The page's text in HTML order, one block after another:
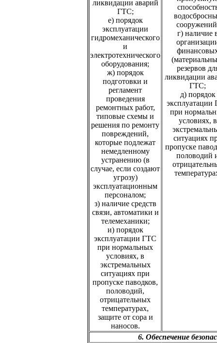
ликвидации аварий
ГТС;
е) порядок
эксплуатации
гидромеханического
и
электротехнического
оборудования;
ж) порядок
подготовки и
регламент
проведения
ремонтных работ,
типовые схемы и
решения по ремонту
повреждений,
которые подлежат
немедленному
устранению (в
случае, если создают
угрозу)
эксплуатационным
персоналом;
з) наличие средств
связи, автоматики и
телемеханики;
и) порядок
эксплуатации ГТС
при нормальных
условиях, в
экстремальных
ситуациях при
пропуске паводков,
половодий,
отрицательных
температурах,
защите от сора и
наносов.
г) наличие
резервов
ликвидации
ГТС;
д) порядок
эксплуатации
при
условиях, в
ситуациях
пропуске
половодий
6. Обеспечение